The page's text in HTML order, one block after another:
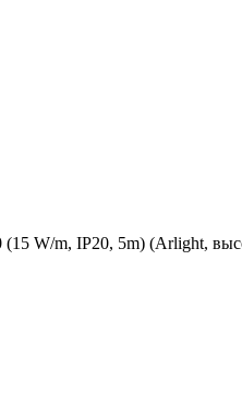
W/m, IP20, 5m) (Arlight,